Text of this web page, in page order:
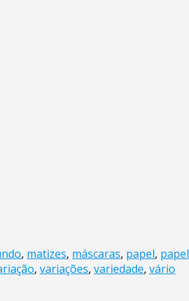
, matizes, máscaras, papel, papel
, variações, variedade, vário